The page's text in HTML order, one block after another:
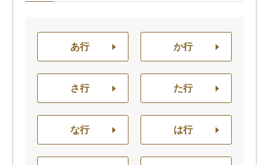
あ行 か行
さ行 た行
な行 は行